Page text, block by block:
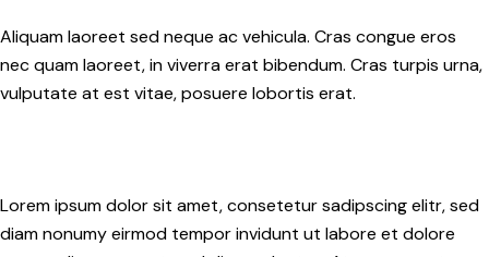
Aliquam laoreet sed neque ac vehicula. Cras congue eros
nec quam laoreet, in viverra erat bibendum. Cras turpis urna,
vulputate at est vitae, posuere lobortis erat.
Lorem ipsum dolor sit amet, consetetur sadipscing elitr, sed
diam nonumy eirmod tempor invidunt ut labore et dolore